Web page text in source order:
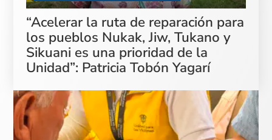
“Acelerar la ruta de reparación para
los pueblos Nukak, Jiw, Tukano y
Sikuani es una prioridad de la
Unidad”: Patricia Tobón Yagarí